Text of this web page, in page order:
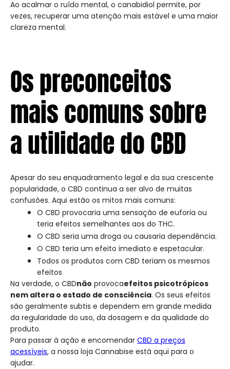
Ao acalmar o ruído mental, o canabidiol permite, por
vezes, recuperar uma atenção mais estável e uma maior
clareza mental.
Os preconceitos
mais comuns sobre
a utilidade do CBD
Apesar do seu enquadramento legal e da sua crescente
popularidade, o CBD continua a ser alvo de muitas
confusões. Aqui estão os mitos mais comuns:
O CBD provocaria uma sensação de euforia ou
teria efeitos semelhantes aos do THC.
O CBD seria uma droga ou causaria dependência.
O CBD teria um efeito imediato e espetacular.
Todos os produtos com CBD teriam os mesmos
efeitos
Na verdade, o CBDnão provocaefeitos psicotrópicos
nem altera o estado de consciência. Os seus efeitos
são geralmente subtis e dependem em grande medida
da regularidade do uso, da dosagem e da qualidade do
produto.
Para passar à ação e encomendar CBD a preços
acessíveis, a nossa loja Cannabise está aqui para o
ajudar.